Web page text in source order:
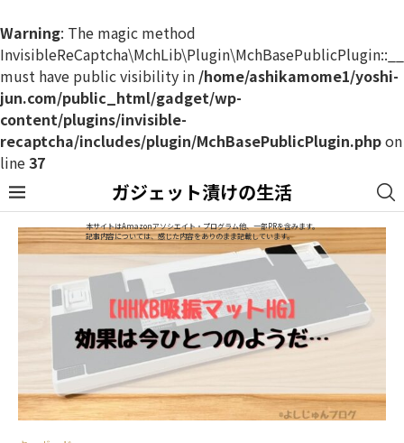
Warning: The magic method
must have public visibility in /home/ashikamome1/yoshi-
jun.com/public_html/gadget/wp-
content/plugins/invisible-
recaptcha/includes/plugin/MchBasePublicPlugin.phpon
line37
ガジェット漬けの生活
本サイトはAmazonアソシエイト・プログラム他、一部PRを含みます。
記事内容については、感じた内容をありのまま記載しています。